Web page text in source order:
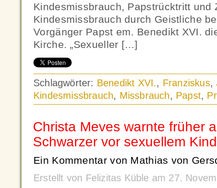
Kindesmissbrauch, Papstrücktritt und
Kindesmissbrauch durch Geistliche
Vorgänger Papst em. Benedikt XVI.
Kirche. „Sexueller […]
Schlagwörter: Benedikt XVI., Franziskus,
Kindesmissbrauch, Missbrauch, Papst,
Christa Meves warnte früher
Schwarzer vor sexuellem
Ein Kommentar von Mathias von
Erstellt von Felizitas Küble am 27.